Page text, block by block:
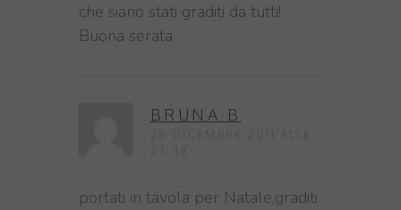
che siano stati graditi da tutti!
Buona serata
BRUNA B
portati in tavola per Natale,graditi